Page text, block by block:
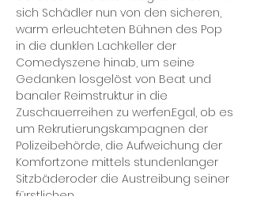
sich Schädler nun von den sicheren,
warm erleuchteten Bühnen des Pop
in die dunklen Lachkeller der
Comedyszene hinab, um seine
Gedanken losgelöst von Beat und
banaler Reimstruktur in die
Zuschauerreihen zu werfen.Egal, ob es
um Rekrutierungskampagnen der
Polizeibehörde, die Aufweichung der
Komfortzone mittels stundenlanger
Sitzbäderoder die Austreibung seiner
fürstlichen…